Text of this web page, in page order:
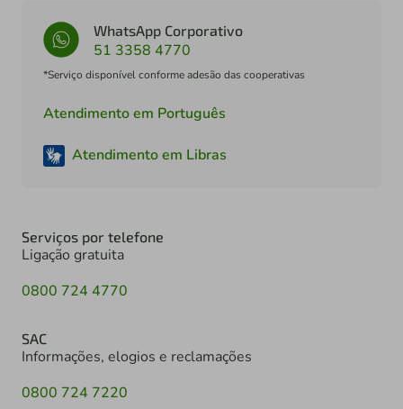
WhatsApp Corporativo
51 3358 4770
*Serviço disponível conforme adesão das cooperativas
Atendimento em Português
Atendimento em Libras
Serviços por telefone
Ligação gratuita
0800 724 4770
SAC
Informações, elogios e reclamações
0800 724 7220